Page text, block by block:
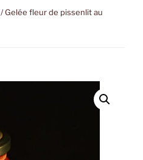
/ Gelée fleur de pissenlit au